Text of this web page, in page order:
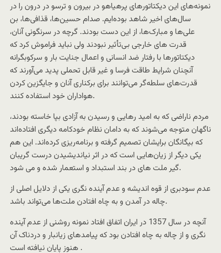
نمونه‌های این دیکتاتورهای پرهیاهو در بیرون و ترسو در درون را در
سال‌های اخیر شاهد بوده‌ایم. صدام حسین‌ها، قذافی‌ها، بن
علی‌ها و مبارک‌ها، از این دست بودند. گرچه در سرنگونی آنان،
قدرت های خارجی بی‌تأثیر نبودند ولی نباید فراموش کرد که
دیکتاتورها با رفتار ضد انسانی و اعمال جنایت بار و سرکوبگرانه
آنچنان شرایط طاقت فرسا و غیر قابل تحملی پدید می‌آورند که
قدرت‌های سلطه‌گر می‌توانند برای برکناری آنان و جایگزین کردن
هواداران خود استفاده کنند.
مردم ناراضی که به امید رهایی و رسیدن به آزادی بپا خاسته بودند،
ناگهان متوجه می‌شوند که به دامان نظام خودکامه دیگری افتاده‌اند
که بیگانگان برایشان تصمیم گرفته و برنامه‌ریزی کرده‌اند. این هم
یکی دیگر از زیان‌هایی است که در اثر نیاندیشیدن درست گریبان
گیر ملت های در بند استبداد و استعمار شده و می شود.
عدم سودبری از قوه اندیشه و عدم آینده نگری یکی از دلایل اصلی از
چاله در آمدن و به چاه افتادن ملت‌ها می‌تواند باشد.
آنچه در سال 1357 در ایران اتفاق افتاد نمونه روشنی از عدم آینده
نگری و از چاله به چاه افتادن بود که پیامدهای زیانبار و دردناک آن
هنوز پایان نیافته است .